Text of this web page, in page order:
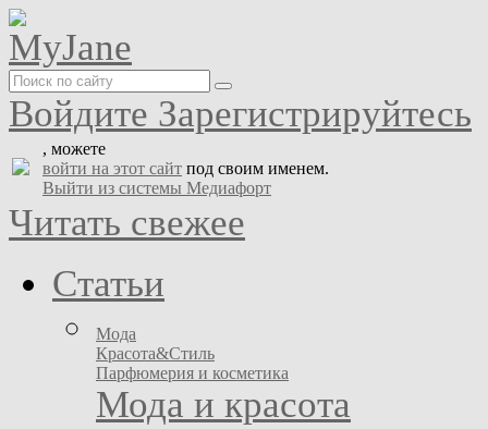
Войдите Зарегистрируйтесь
, можете
войти на этот сайт под своим именем.
Выйти из системы Медиафорт
Читать свежее
Статьи
Мода
Красота&Стиль
Парфюмерия и косметика
Мода и красота